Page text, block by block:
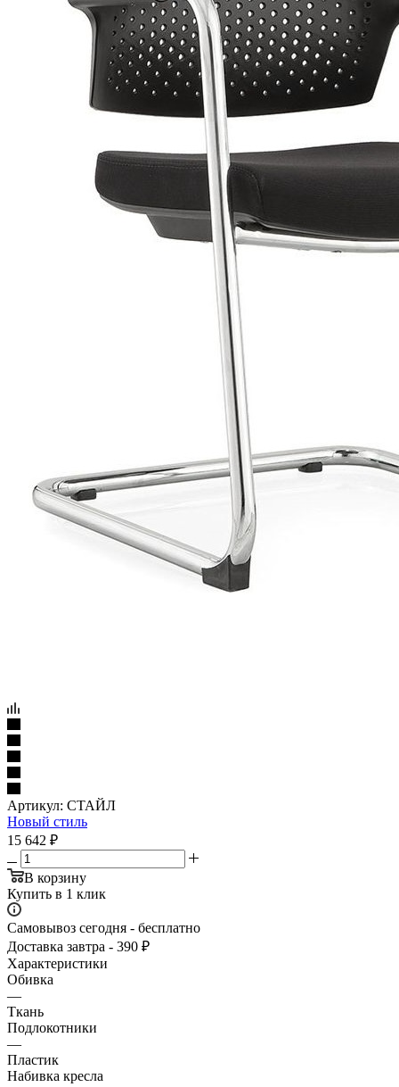
Артикул: СТАЙЛ
Новый стиль
15 642 ₽
В корзину
Купить в 1 клик
Самовывоз сегодня - бесплатно
Доставка завтра - 390 ₽
Характеристики
Обивка
—
Ткань
Подлокотники
—
Пластик
Набивка кресла